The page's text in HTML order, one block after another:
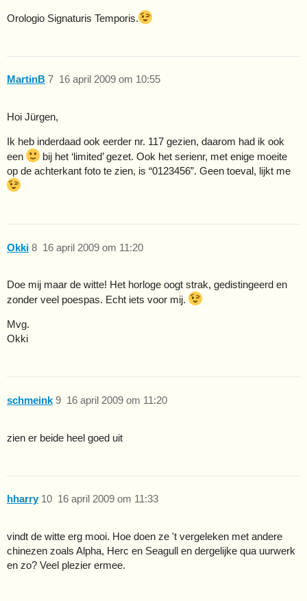
Orologio Signaturis Temporis.
MartinB 16 april 2009 om 10:55
7
Hoi Jürgen,
Ik heb inderdaad ook eerder nr. 117 gezien, daarom had ik ook
een
bij het ‘limited’ gezet. Ook het serienr, met enige moeite
op de achterkant foto te zien, is “0123456”. Geen toeval, lijkt me
Okki 16 april 2009 om 11:20
8
Doe mij maar de witte! Het horloge oogt strak, gedistingeerd en
zonder veel poespas. Echt iets voor mij.
Mvg.
Okki
schmeink 16 april 2009 om 11:20
9
zien er beide heel goed uit
hharry 16 april 2009 om 11:33
10
vindt de witte erg mooi. Hoe doen ze 't vergeleken met andere
chinezen zoals Alpha, Herc en Seagull en dergelijke qua uurwerk
en zo? Veel plezier ermee.